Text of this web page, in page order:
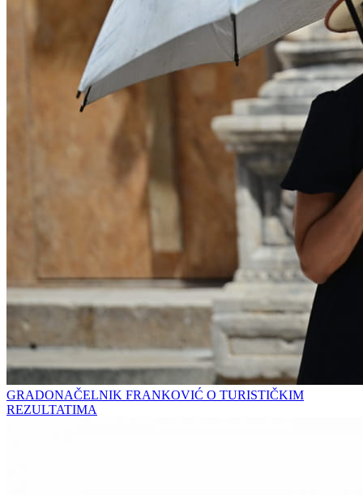
GRADONAČELNIK FRANKOVIĆ O TURISTIČKIM
REZULTATIMA